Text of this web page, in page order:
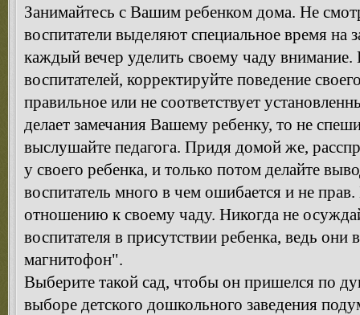
Занимайтесь с Вашим ребенком дома. Не
воспитатели выделяют специальное время на
каждый вечер уделить своему чаду
воспитателей, корректируйте поведение
правильное или не соответствует
делает замечания Вашему ребенку, то не
выслушайте педагога. Придя домой же,
у своего ребенка, и только потом делайте
воспитатель много в чем ошибается и не
отношению к своему чаду. Никогда не
воспитателя в присутствии ребенка, ведь они
магнитофон".
Выберите такой сад, чтобы он пришелся по
выборе детского дошкольного заведения